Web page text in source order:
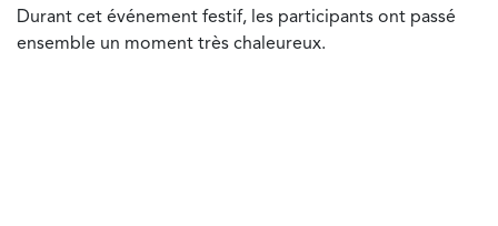
Durant cet événement festif, les participants ont passé
ensemble un moment très chaleureux.